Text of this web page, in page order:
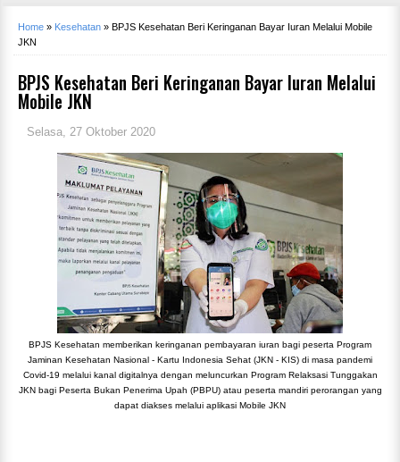
Home » Kesehatan » BPJS Kesehatan Beri Keringanan Bayar Iuran Melalui Mobile
JKN
BPJS Kesehatan Beri Keringanan Bayar Iuran Melalui
Mobile JKN
Selasa, 27 Oktober 2020
BPJS Kesehatan memberikan keringanan pembayaran iuran bagi peserta Program
Jaminan Kesehatan Nasional - Kartu Indonesia Sehat (JKN - KIS) di masa pandemi
Covid-19 melalui kanal digitalnya dengan meluncurkan Program Relaksasi Tunggakan
JKN bagi Peserta Bukan Penerima Upah (PBPU) atau peserta mandiri perorangan yang
dapat diakses melalui aplikasi Mobile JKN